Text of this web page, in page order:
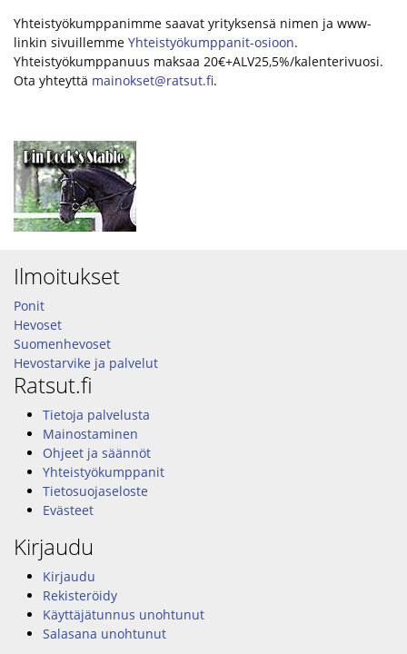
Yhteistyökumppanimme saavat yrityksensä nimen ja www-
linkin sivuillemme Yhteistyökumppanit-osioon.
Yhteistyökumppanuus maksaa 20€+ALV25,5%/kalenterivuosi.
Ota yhteyttä mainokset@ratsut.fi.
Ilmoitukset
Ponit
Hevoset
Suomenhevoset
Hevostarvike ja palvelut
Ratsut.fi
Tietoja palvelusta
Mainostaminen
Ohjeet ja säännöt
Yhteistyökumppanit
Tietosuojaseloste
Evästeet
Kirjaudu
Kirjaudu
Rekisteröidy
Käyttäjätunnus unohtunut
Salasana unohtunut